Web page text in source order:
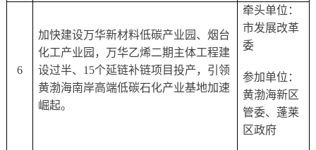
6
加快建设万华新材料低碳产业园、烟台
化工产业园，万华乙烯二期主体工程建
设过半、 15个延链补链项目投产，引领
黄渤海南岸高端低碳石化产业基地加速
崛起。
牵头单位：
市发展改革
委
参加单位：
黄渤海新区
管委、蓬莱
区政府